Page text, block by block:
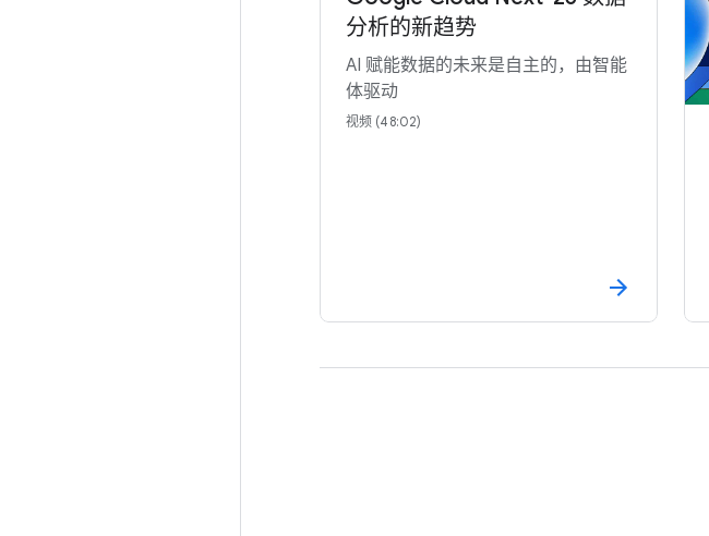
分析的新趋势
AI 赋能数据的未来是自主的，由智能
体驱动
视频 (48:02)